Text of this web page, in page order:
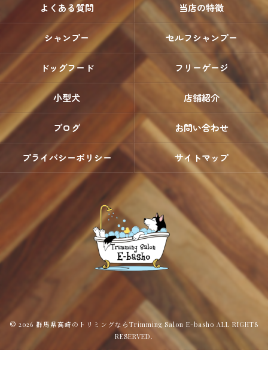
よくある質問 当店の特徴
シャンプー セルフシャンプー
ドッグフード フリーゲージ
小型犬 店舗紹介
ブログ お問い合わせ
プライバシーポリシー サイトマップ
© 2026 群馬県高崎のトリミングならTrimming Salon E-basho ALL RIGHTS
RESERVED.